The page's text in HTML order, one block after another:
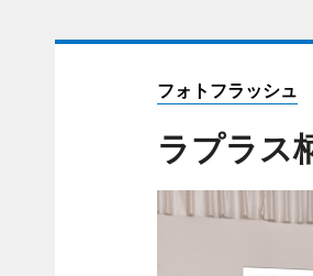
フォトフラッシュ
ラプラス